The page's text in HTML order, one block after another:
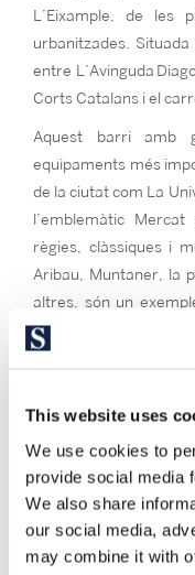
This website uses
We use cookies to
provide social media
We also share
our social media,
may combine it with
L’Eixample, de
urbanitzades.
entre L’Avinguda
Corts Catalans i el
Aquest barri amb
equipaments més
de la ciutat com La
l’emblemàtic
règies, clàssiques i
Aribau, Muntaner, la
altres, són un
Pot trobar pisos que
grandària mitjana o
els locals de plantes
i tradicionals,
nocturns. Com a
comunicació amb
transport públic, i si
desitjable adquirir